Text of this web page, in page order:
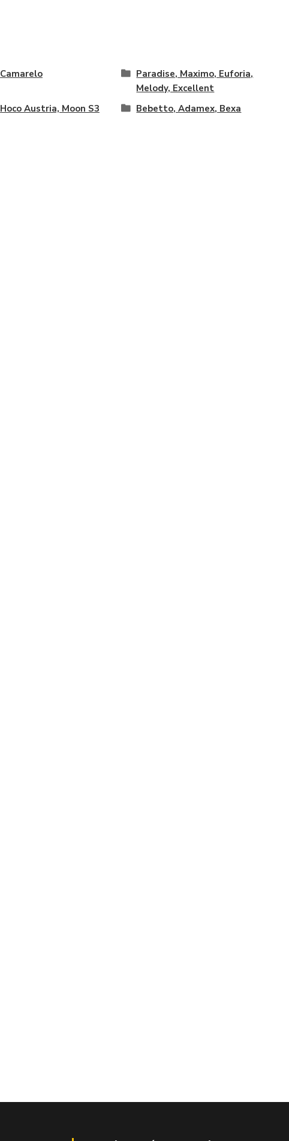
Camarelo
Paradise, Maximo, Euforia,
Melody, Excellent
Hoco Austria, Moon S3 Bebetto, Adamex, Bexa